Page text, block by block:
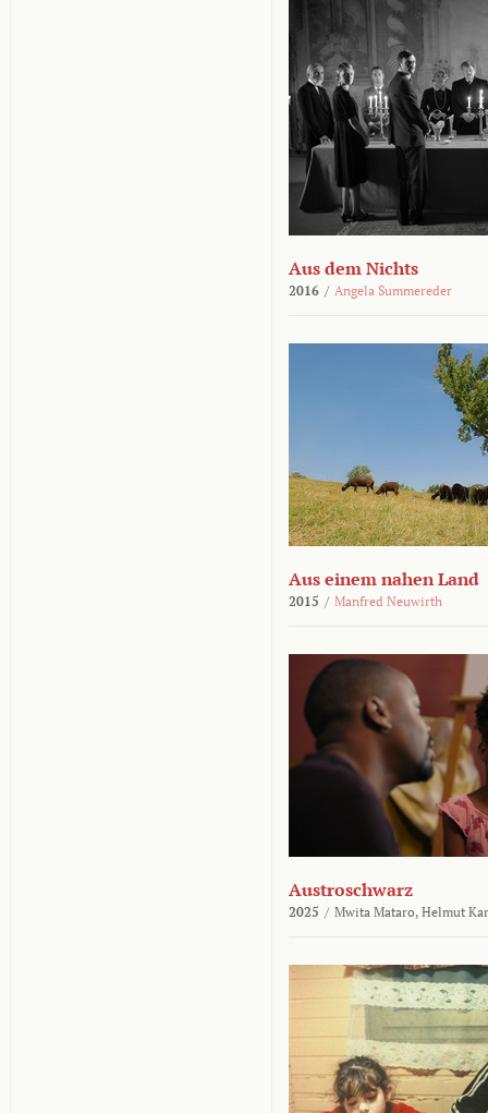
Aus dem Nichts
2016 / Angela Summereder
Aus einem nahen Land
2015 / Manfred Neuwirth
Austroschwarz
2025 / Mwita Mataro, Helmut